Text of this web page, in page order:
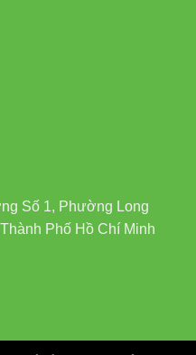
Số 1, Phường Long
Phố Hồ Chí Minh